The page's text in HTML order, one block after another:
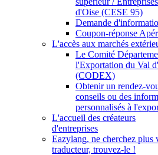
d'Oise (CESE 95)
Demande
Coupon-réponse
L'accès aux marchés
Le Comité
l'Exportation du Val
(CODEX)
Obtenir un rendez-
conseils ou des
personnalisés à
L'accueil des créateurs
d'entreprises
Eazylang, ne cherchez plus
traducteur, trouvez-le !